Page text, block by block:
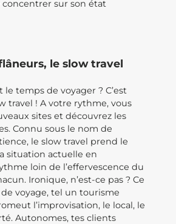
sur son état
le slow travel
le temps de voyager ? C’est
travel ! A votre rythme, vous
sites et découvrez les
Connu sous le nom de
le slow travel prend le
situation actuelle en
loin de l’effervescence du
Ironique, n’est-ce pas ? Ce
voyage, tel un tourisme
l’improvisation, le local, le
Autonomes, tes clients